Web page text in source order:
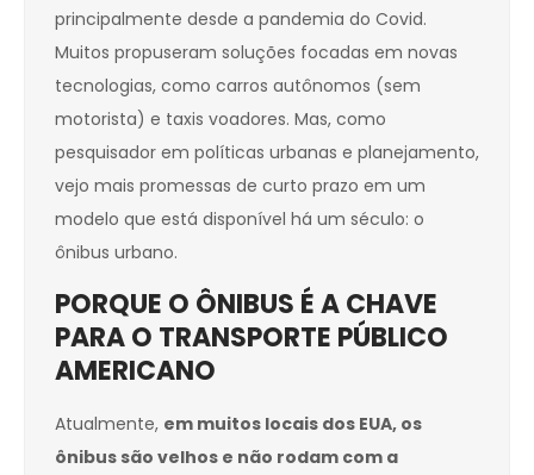
principalmente desde a pandemia do Covid.
Muitos propuseram soluções focadas em novas
tecnologias, como carros autônomos (sem
motorista) e taxis voadores. Mas, como
pesquisador em políticas urbanas e planejamento,
vejo mais promessas de curto prazo em um
modelo que está disponível há um século: o
ônibus urbano.
PORQUE O ÔNIBUS É A CHAVE
PARA O TRANSPORTE PÚBLICO
AMERICANO
Atualmente, em muitos locais dos EUA, os
ônibus são velhos e não rodam com a